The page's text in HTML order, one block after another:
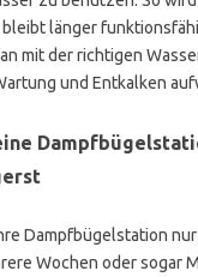
länger
mit der richtigen
und Entkalken
Dampfbügelstation
Wochen oder sogar